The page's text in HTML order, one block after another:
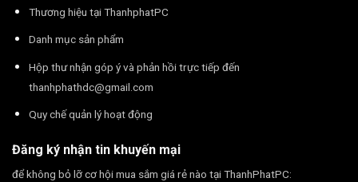
Thương hiệu tại ThanhphatPC
Danh mục sản phẩm
Hộp thư nhận góp ý và phản hồi trực tiếp đến
thanhphathdc@gmail.com
Quy chế quản lý hoạt động
Đăng ký nhận tin khuyến mại
để không bỏ lỡ cơ hội mua sắm giá rẻ nào tại ThanhPhatPC: